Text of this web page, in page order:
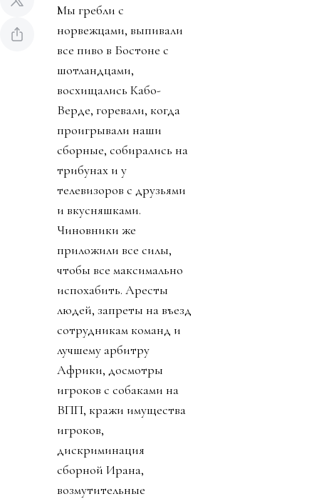
Мы гребли с
норвежцами, выпивали
все пиво в Бостоне с
шотландцами,
восхищались Кабо-
Верде, горевали, когда
проигрывали наши
сборные, собирались на
трибунах и у
телевизоров с друзьями
и вкусняшками.
Чиновники же
приложили все силы,
чтобы все максимально
испохабить. Аресты
людей, запреты на въезд
сотрудникам команд и
лучшему арбитру
Африки, досмотры
игроков с собаками на
ВПП, кражи имущества
игроков,
дискриминация
сборной Ирана,
возмутительные